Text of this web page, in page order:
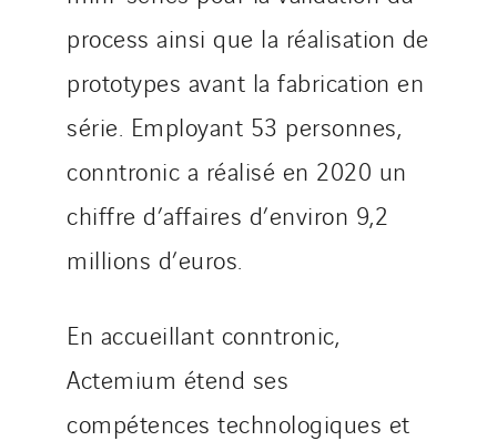
process ainsi que la réalisation de
prototypes avant la fabrication en
série. Employant 53 personnes,
conntronic a réalisé en 2020 un
chiffre d’affaires d’environ 9,2
millions d’euros.
En accueillant conntronic,
Actemium étend ses
compétences technologiques et